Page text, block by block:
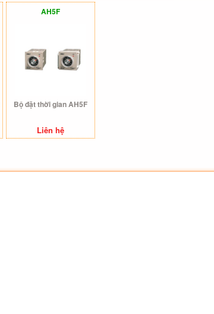
AH5F
Bộ đặt thời gian AH5F
Liên hệ